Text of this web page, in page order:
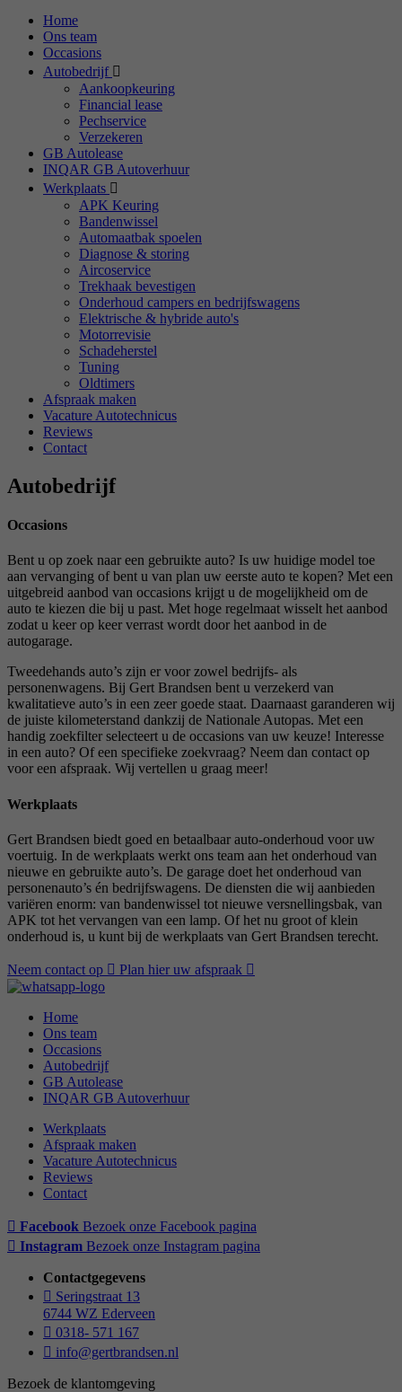
Home
Ons team
Occasions
Autobedrijf
Aankoopkeuring
Financial lease
Pechservice
Verzekeren
GB Autolease
INQAR GB Autoverhuur
Werkplaats
APK Keuring
Bandenwissel
Automaatbak spoelen
Diagnose & storing
Aircoservice
Trekhaak bevestigen
Onderhoud campers en bedrijfswagens
Elektrische & hybride auto's
Motorrevisie
Schadeherstel
Tuning
Oldtimers
Afspraak maken
Vacature Autotechnicus
Reviews
Contact
Autobedrijf
Occasions
Bent u op zoek naar een gebruikte auto? Is uw huidige model toe
aan vervanging of bent u van plan uw eerste auto te kopen? Met een
uitgebreid aanbod van occasions krijgt u de mogelijkheid om de
auto te kiezen die bij u past. Met hoge regelmaat wisselt het aanbod
zodat u keer op keer verrast wordt door het aanbod in de
autogarage.
Tweedehands auto’s zijn er voor zowel bedrijfs- als
personenwagens. Bij Gert Brandsen bent u verzekerd van
kwalitatieve auto’s in een zeer goede staat. Daarnaast garanderen wij
de juiste kilometerstand dankzij de Nationale Autopas. Met een
handig zoekfilter selecteert u de occasions van uw keuze! Interesse
in een auto? Of een specifieke zoekvraag? Neem dan contact op
voor een afspraak. Wij vertellen u graag meer!
Werkplaats
Gert Brandsen biedt goed en betaalbaar auto-onderhoud voor uw
voertuig. In de werkplaats werkt ons team aan het onderhoud van
nieuwe en gebruikte auto’s. De garage doet het onderhoud van
personenauto’s én bedrijfswagens. De diensten die wij aanbieden
variëren enorm: van bandenwissel tot nieuwe versnellingsbak, van
APK tot het vervangen van een lamp. Of het nu groot of klein
onderhoud is, u kunt bij de werkplaats van Gert Brandsen terecht.
Neem contact op Plan hier uw afspraak
Home
Ons team
Occasions
Autobedrijf
GB Autolease
INQAR GB Autoverhuur
Werkplaats
Afspraak maken
Vacature Autotechnicus
Reviews
Contact
Facebook Bezoek onze Facebook pagina
Instagram Bezoek onze Instagram pagina
Contactgegevens
Seringstraat 13
6744 WZ Ederveen
0318- 571 167
info@gertbrandsen.nl
Bezoek de klantomgeving